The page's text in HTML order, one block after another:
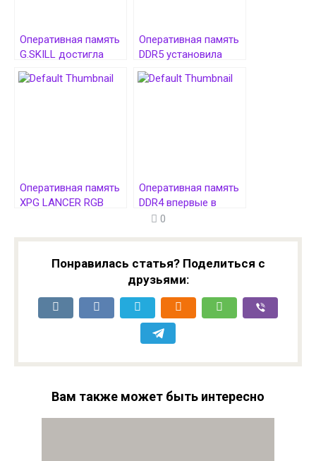
Оперативная память
G.SKILL достигла
рекордной скорости
работы 12772 MT/s
Оперативная память
DDR5 установила
новый рекорд
разгона, достигнув
Оперативная память
XPG LANCER RGB
Оперативная память
DDR4 впервые в
истории стала
0
Понравилась статья? Поделиться с
друзьями:
Вам также может быть интересно